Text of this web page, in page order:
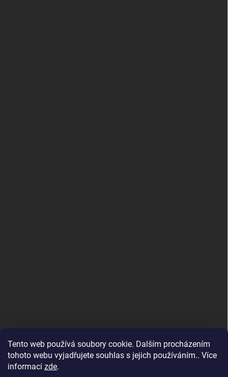
Tento web používá soubory cookie. Dalším procházením
tohoto webu vyjadřujete souhlas s jejich používáním.. Více
informací zde.